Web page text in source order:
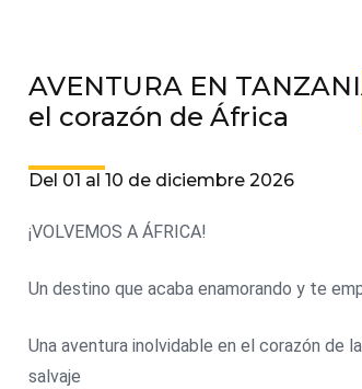
AVENTURA EN
el corazón de África
Del 01 al 10 de diciembre 2026
¡VOLVEMOS A ÁFRICA!
Un destino que acaba enamorando y te
Una aventura inolvidable en el corazón de
salvaje